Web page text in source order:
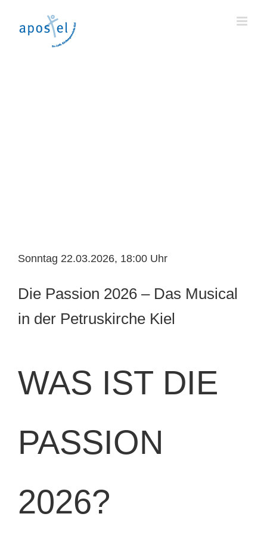
Sonntag 22.03.2026, 18:00 Uhr
Die Passion 2026 – Das Musical
in der Petruskirche Kiel
WAS IST DIE
PASSION
2026?